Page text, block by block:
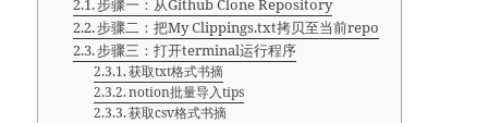
步骤一：从Github Clone Repository
步骤二：把My Clippings.txt拷贝至当前repo
步骤三：打开terminal运行程序
获取txt格式书摘
notion批量导入tips
获取csv格式书摘